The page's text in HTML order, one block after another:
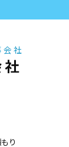
会社
り